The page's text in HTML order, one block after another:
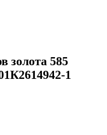
золота 585
1